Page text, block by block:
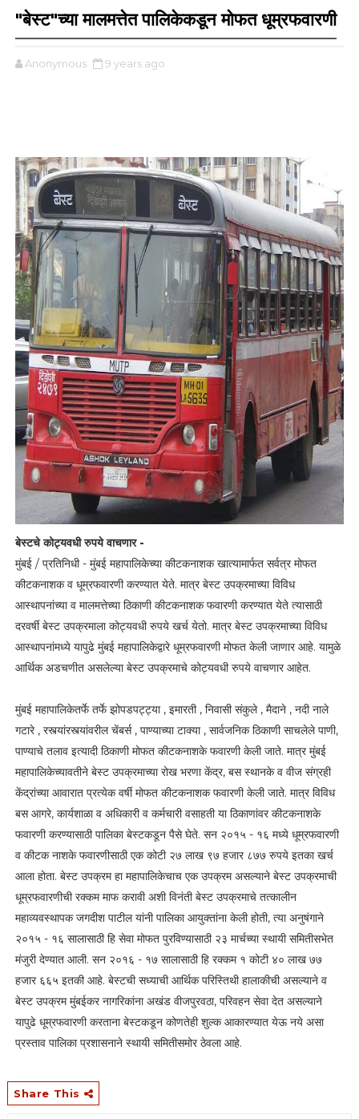
"बेस्ट"च्या मालमत्तेत पालिकेकडून मोफत धूम्रफवारणी
Anonymous 9 years ago
बेस्टचे कोट्यवधी रुपये वाचणार -
मुंबई / प्रतिनिधी - मुंबई महापालिकेच्या कीटकनाशक खात्यामार्फत सर्वत्र मोफत
कीटकनाशक व धूम्रफवारणी करण्यात येते. मात्र बेस्ट उपक्रमाच्या विविध
आस्थापनांच्या व मालमत्तेच्या ठिकाणी कीटकनाशक फवारणी करण्यात येते त्यासाठी
दरवर्षी बेस्ट उपक्रमाला कोट्यवधी रुपये खर्च येतो. मात्र बेस्ट उपक्रमाच्या विविध
आस्थापनांमध्ये यापुढे मुंबई महापालिकेद्वारे धूम्रफवारणी मोफत केली जाणार आहे. यामुळे
आर्थिक अडचणीत असलेल्या बेस्ट उपक्रमाचे कोट्यवधी रुपये वाचणार आहेत.
मुंबई महापालिकेतर्फे तर्फे झोपडपट्ट्या , इमारती , निवासी संकुले , मैदाने , नदी नाले
गटारे , रस्त्यांरस्त्यांवरील चेंबर्स , पाण्याच्या टाक्या , सार्वजनिक ठिकाणी साचलेले पाणी,
पाण्याचे तलाव इत्यादी ठिकाणी मोफत कीटकनाशके फवारणी केली जाते. मात्र मुंबई
महापालिकेच्यावतीने बेस्ट उपक्रमाच्या रोख भरणा केंद्र, बस स्थानके व वीज संग्रही
केंद्रांच्या आवारात प्रत्येक वर्षी मोफत कीटकनाशक फवारणी केली जाते. मात्र विविध
बस आगरे, कार्यशाळा व अधिकारी व कर्मचारी वसाहती या ठिकाणांवर कीटकनाशके
फवारणी करण्यासाठी पालिका बेस्टकडून पैसे घेते. सन २०१५ - १६ मध्ये धूम्रफवारणी
व कीटक नाशके फवारणीसाठी एक कोटी २७ लाख ९७ हजार ८७७ रुपये इतका खर्च
आला होता. बेस्ट उपक्रम हा महापालिकेचाच एक उपक्रम असल्याने बेस्ट उपक्रमाची
धूम्रफवारणीची रक्कम माफ करावी अशी विनंती बेस्ट उपक्रमाचे तत्कालीन
महाव्यवस्थापक जगदीश पाटील यांनी पालिका आयुक्तांना केली होती, त्या अनुषंगाने
२०१५ - १६ सालासाठी हि सेवा मोफत पुरविण्यासाठी २३ मार्चच्या स्थायी समितीसभेत
मंजुरी देण्यात आली. सन २०१६ - १७ सालासाठी हि रक्कम १ कोटी ४० लाख ७७
हजार ६६५ इतकी आहे. बेस्टची सध्याची आर्थिक परिस्तिथी हालाकीची असल्याने व
बेस्ट उपक्रम मुंबईकर नागरिकांना अखंड वीजपुरवठा, परिवहन सेवा देत असल्याने
यापुढे धूम्रफवारणी करताना बेस्टकडून कोणतेही शुल्क आकारण्यात येऊ नये असा
प्रस्ताव पालिका प्रशासनाने स्थायी समितीसमोर ठेवला आहे.
Share This